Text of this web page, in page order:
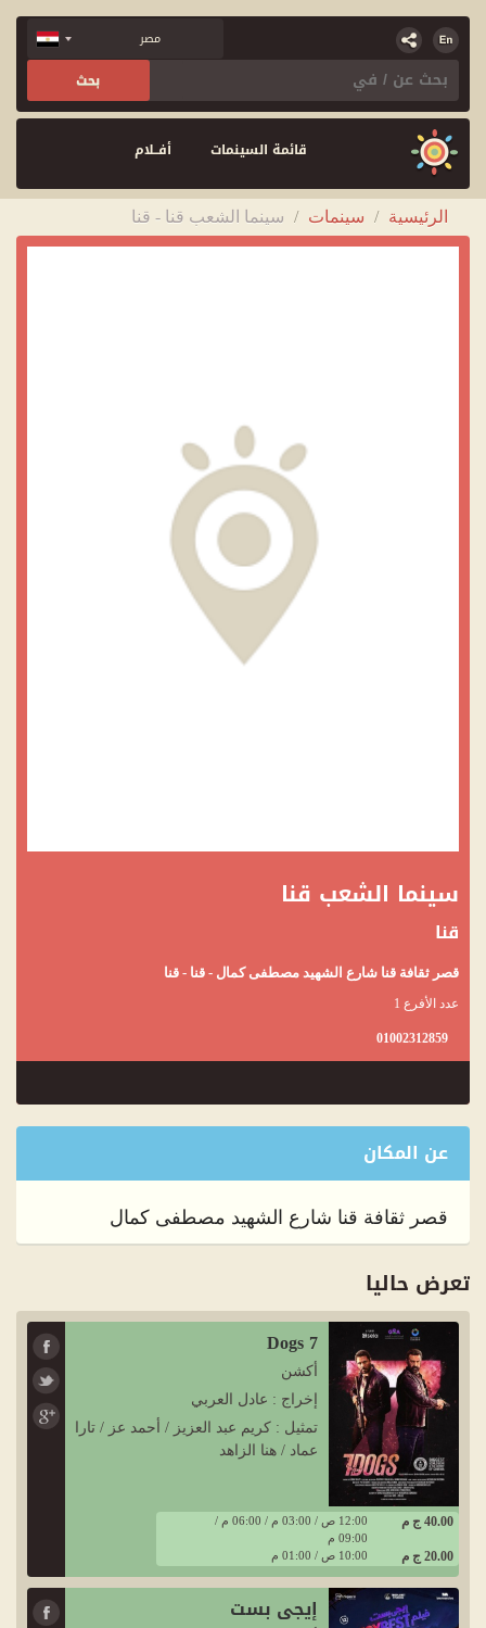
قائمة السينمات أفــلام
الرئيسية / سينمات / سينما الشعب قنا - قنا
سينما الشعب قنا
قنا
قصر ثقافة قنا شارع الشهيد مصطفى كمال - قنا - قنا
عدد الأفرع 1
01002312859
عن المكان
قصر ثقافة قنا شارع الشهيد مصطفى كمال
تعرض حاليا
7 Dogs
أكشن
إخراج : عادل العربي
تمثيل : كريم عبد العزيز / أحمد عز / تارا
عماد / هنا الزاهد
40.00 ج م
12:00 ص / 03:00 م / 06:00 م /
09:00 م
20.00 ج م 10:00 ص / 01:00 م
إيجي بست